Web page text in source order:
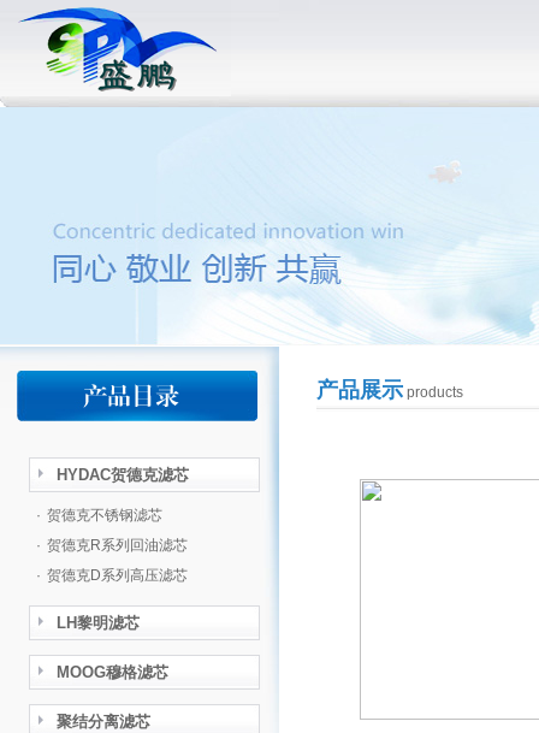
HYDAC贺德克滤芯
· 贺德克不锈钢滤芯
· 贺德克R系列回油滤芯
· 贺德克D系列高压滤芯
LH黎明滤芯
MOOG穆格滤芯
聚结分离滤芯
产品展示products